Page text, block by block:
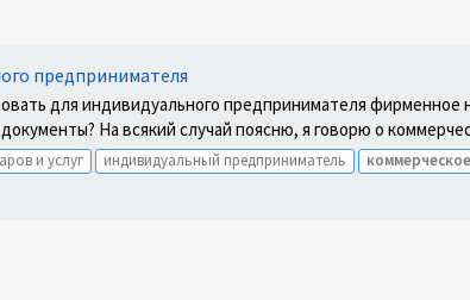
предпринимателя
для индивидуального предпринимателя
На всякий случай поясню, я говорю о
и услуг индивидуальный предприниматель коммерческое